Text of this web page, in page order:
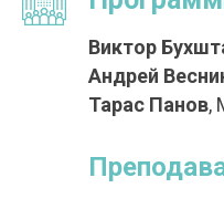
Виктор
Андрей
Тарас Панов,